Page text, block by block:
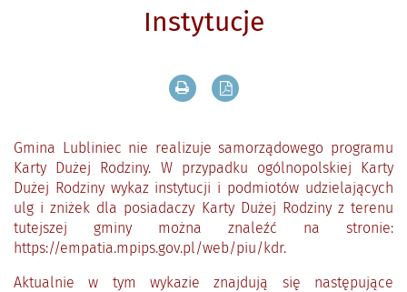
Instytucje
Drukuj zawartość bieżącej strony
Zapisz tekst bieżącej
Gmina Lubliniec nie realizuje samorządowego programu
Karty Dużej Rodziny. W przypadku ogólnopolskiej Karty
Dużej Rodziny wykaz instytucji i podmiotów udzielających
ulg i zniżek dla posiadaczy Karty Dużej Rodziny z terenu
tutejszej gminy można znaleźć na stronie:
https://empatia.mpips.gov.pl/web/piu/kdr.
Aktualnie w tym wykazie znajdują się następujące